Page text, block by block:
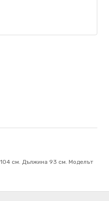
см. Дължина 93 см. Mоделът